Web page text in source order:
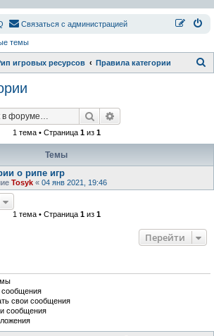
Связаться с администрацией
темы
игровых ресурсов Правила категории
Поиск
1 тема • Страница 1из 1
Темы
о рипе игр
Tosyk « 04 янв 2021, 19:46
1 тема • Страница 1из 1
Перейти
сообщения
свои сообщения
сообщения